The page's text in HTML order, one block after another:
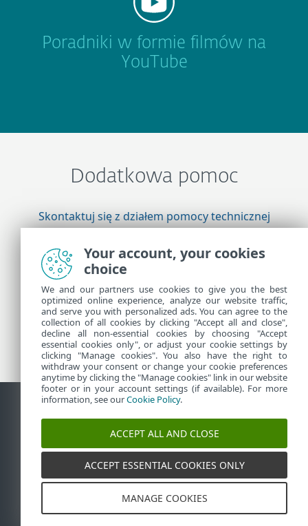
Poradniki w formie filmów na
YouTube
Dodatkowa pomoc
Skontaktuj się z działem pomocy technicznej
firmy ESET
Więcej informacji
Pomoc techniczna — wiadomości
Porady dla klientów
Zgłoś podatność
Polityka dotycząca plików cookie
©1992-2026ESET, spol. s r.o. - Wszelkie prawa
towarowymi lub zastrzeżonymi znakami towarowymi
firmy ESET, spol. s r.o. lub ESET North America.
znakami towarowymi odpowiednich właścicieli.
Your account, your cookies
choice
We and our partners use cookies to give you the best
optimized online experience, analyze our website traffic,
and serve you with personalized ads. You can agree to the
collection of all cookies by clicking "Accept all and close",
decline all non-essential cookies by choosing "Accept
essential cookies only", or adjust your cookie settings by
clicking "Manage cookies". You also have the right to
withdraw your consent or change your cookie preferences
anytime by clicking the "Manage cookies" link in our website
footer or in your account settings (if available). For more
information, see ourCookie Policy.
ACCEPT ALL AND CLOSE
ACCEPT ESSENTIAL COOKIES ONLY
MANAGE COOKIES